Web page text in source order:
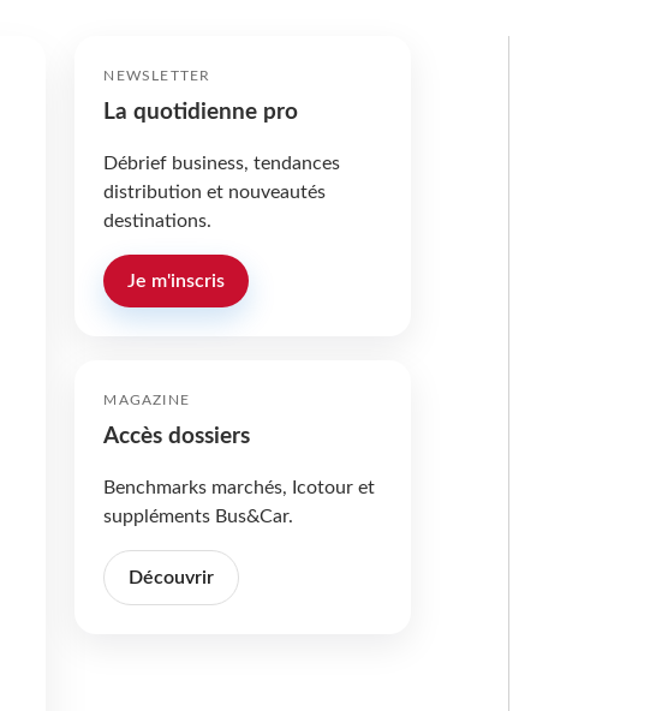
NEWSLETTER
La quotidienne pro
Débrief business, tendances
distribution et nouveautés
destinations.
Je m'inscris
MAGAZINE
Accès dossiers
Benchmarks marchés, Icotour et
suppléments Bus&Car.
Découvrir